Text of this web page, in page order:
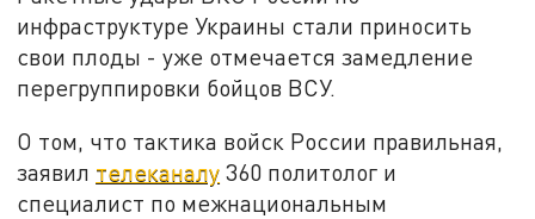
инфраструктуре Украины стали приносить
свои плоды - уже отмечается замедление
перегруппировки бойцов ВСУ.
О том, что тактика войск России правильная,
заявил телеканалу 360 политолог и
специалист по межнациональным